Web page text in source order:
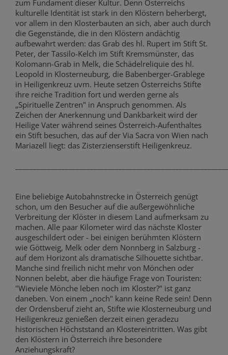
zum Fundament dieser Kultur. Denn Österreichs
kulturelle Identität ist stark in den Klöstern beherbergt,
vor allem in den Klosterbauten an sich, aber auch durch
die Gegenstände, die in den Klöstern andächtig
aufbewahrt werden: das Grab des hl. Rupert im Stift St.
Peter, der Tassilo-Kelch im Stift Kremsmünster, das
Kolomann-Grab in Melk, die Schädelreliquie des hl.
Leopold in Klosterneuburg, die Babenberger-Grablege
in Heiligenkreuz uvm. Heute setzen Österreichs Stifte
ihre reiche Tradition fort und werden gerne als
„Spirituelle Zentren" in Anspruch genommen. Als
Zeichen der Anerkennung und Dankbarkeit wird der
Heilige Vater während seines Österreich-Aufenthaltes
ein Stift besuchen, das auf der Via Sacra von Wien nach
Mariazell liegt: das Zisterzienserstift Heiligenkreuz.
Eine beliebige Autobahnstrecke in Österreich genügt
schon, um den Besucher auf die außergewöhnliche
Verbreitung der Klöster in diesem Land aufmerksam zu
machen. Alle paar Kilometer wird das nächste Kloster
ausgeschildert oder - bei einigen berühmten Klöstern
wie Göttweig, Melk oder dem Nonnberg in Salzburg -
auf dem Horizont als dramatische Silhouette sichtbar.
Manche sind freilich nicht mehr von Mönchen oder
Nonnen belebt, aber die häufige Frage von Touristen:
"Wieviele Mönche leben noch im Kloster?" ist ganz
daneben. Von einem „noch" kann keine Rede sein! Denn
der Ordensberuf zieht an, Stifte wie Klosterneuburg und
Heiligenkreuz genießen derzeit einen geradezu
historischen Höchststand an Klostereintritten. Was gibt
den Klöstern in Österreich ihre besondere
Anziehungskraft?